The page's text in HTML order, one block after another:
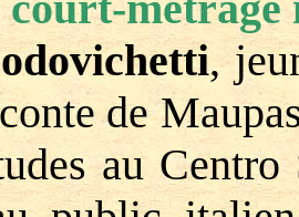
,
de
au